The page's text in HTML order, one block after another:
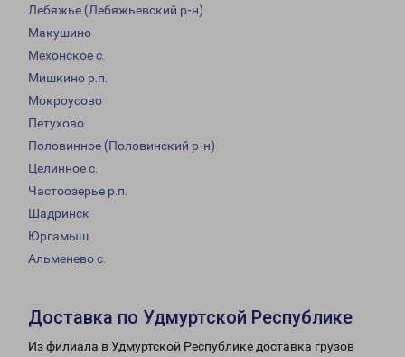
Лебяжье (Лебяжьевский р-н)
Макушино
Мехонское с.
Мишкино р.п.
Мокроусово
Петухово
Половинное (Половинский р-н)
Целинное с.
Частоозерье р.п.
Шадринск
Юргамыш
Альменево с.
Доставка по Удмуртской Республике
Из филиала в Удмуртской Республике доставка грузов